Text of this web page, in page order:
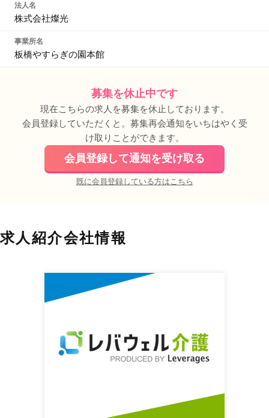
法人名
株式会社燦光
事業所名
板橋やすらぎの園本館
募集を休止中です
現在こちらの求人を募集を休止しております。
会員登録していただくと。募集再会通知をいちはやく受
け取りことができます。
会員登録して通知を受け取る
既に会員登録している方はこちら
求人紹介会社情報